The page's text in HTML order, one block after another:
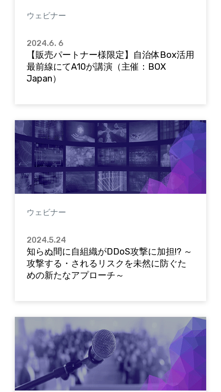
ウェビナー
2024.6. 6
【販売パートナー様限定】自治体Box活用
最前線にてA10が講演（主催：BOX
Japan）
ウェビナー
2024.5.24
知らぬ間に自組織がDDoS攻撃に加担!? ～
攻撃する・されるリスクを未然に防ぐた
めの新たなアプローチ～